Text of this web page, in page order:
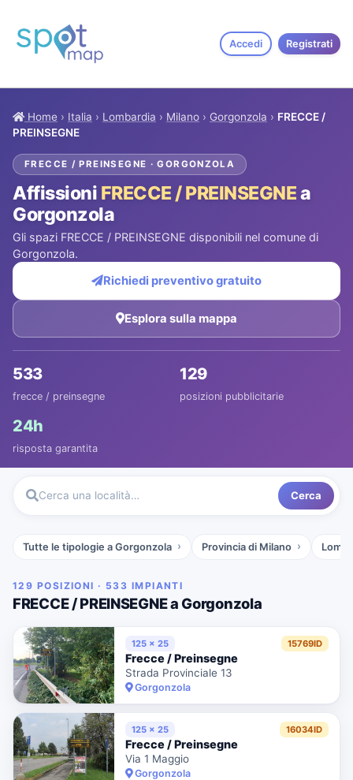
Accedi Registrati
Home › Italia › Lombardia › Milano › Gorgonzola › FRECCE /
PREINSEGNE
FRECCE / PREINSEGNE · GORGONZOLA
Affissioni FRECCE / PREINSEGNEa
Gorgonzola
Gli spazi FRECCE / PREINSEGNE disponibili nel comune di
Gorgonzola.
Richiedi preventivo gratuito
Esplora sulla mappa
533
frecce / preinsegne
129
posizioni pubblicitarie
24h
risposta garantita
Cerca una località… Cerca
Tutte le tipologie a Gorgonzola Provincia di Milano
129 POSIZIONI · 533 IMPIANTI
FRECCE / PREINSEGNE a Gorgonzola
125 x 25 15769ID
Frecce / Preinsegne
Strada Provinciale 13
Gorgonzola
125 x 25 16034ID
Frecce / Preinsegne
Via 1 Maggio
Gorgonzola